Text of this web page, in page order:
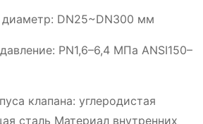
DN25~DN300 мм
PN1,6–6,4 МПа ANSI150–
клапана: углеродистая
сталь Материал внутренних